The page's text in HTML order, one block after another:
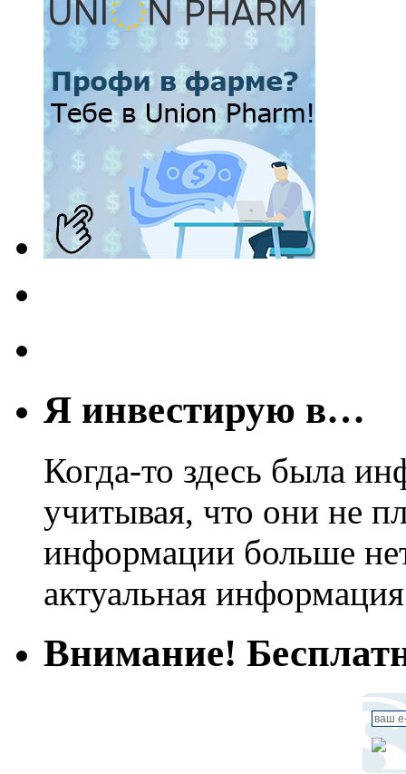
Я инвестирую в…
Когда-то здесь была
учитывая, что они не
информации больше
актуальная
Внимание!